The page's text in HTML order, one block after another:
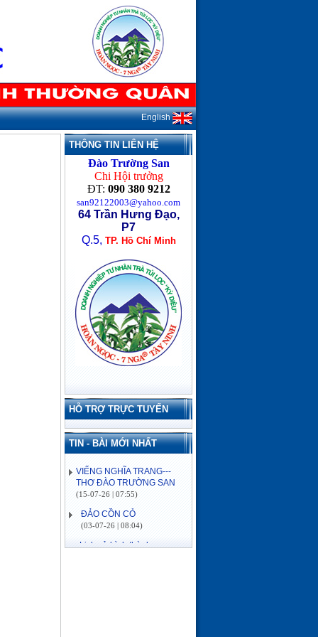
English
THÔNG TIN LIÊN HỆ
Đào Trường San
Chi Hội trưởng
ĐT: 090 380 9212
san92122003@yahoo.com
64 Trần Hưng Đạo,
P7
Q.5, TP. Hồ Chí Minh
HỖ TRỢ TRỰC TUYẾN
TIN - BÀI MỚI NHẤT
VIẾNG NGHĨA TRANG---
THƠ ĐÀO TRƯỜNG SAN
(15-07-26 | 07:55)
ĐẢO CỒN CỎ
(03-07-26 | 08:04)
Lịch sử hình thành
(03-07-26 | 08:04)
VỀ MIỀN SÔNG NƯỚC---
THƠ ĐÀO TRƯỜNG SAN